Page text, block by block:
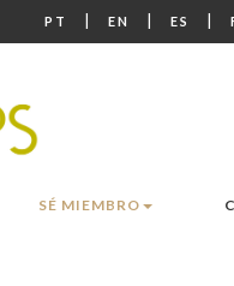
PT | EN | ES |
SÉ MIEMBRO